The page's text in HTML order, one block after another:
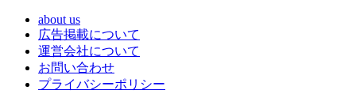
about us
広告掲載について
運営会社について
お問い合わせ
プライバシーポリシー